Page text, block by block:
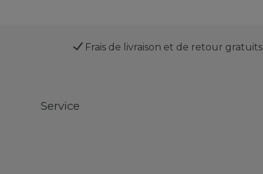
Frais de livraison et de retour gratuits
Service